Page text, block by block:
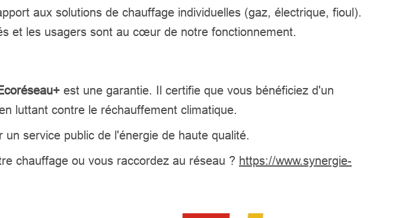
aux solutions de chauffage individuelles (gaz, électrique, fioul).
et les usagers sont au cœur de notre fonctionnement.
est une garantie. Il certifie que vous bénéficiez d'un
luttant contre le réchauffement climatique.
un service public de l'énergie de haute qualité.
chauffage ou vous raccordez au réseau ? https://www.synergie-